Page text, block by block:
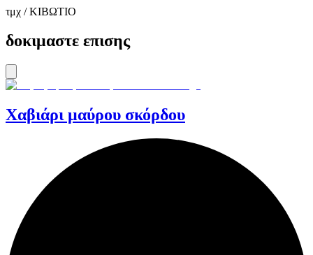
τμχ / ΚΙΒΩΤΙΟ
δοκιμαστε επισης
Χαβιάρι μαύρου σκόρδου